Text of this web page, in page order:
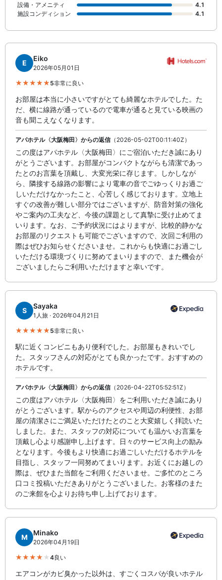
設備・アメニティ
4.1
施設コンディション
4.1
E
Eiko
2026年05月01日
5非常に良い
お部屋は本当に小さいですがとても綺麗なホテルでした。た
だ、横に線路が通っているので電車が通ると見ている映画の
音も聞こえなくなります。
アパホテル〈大阪梅田〉からの返信（2026-05-02T00:11:40Z）
この度はアパホテル〈大阪梅田〉にご宿泊いただき誠にあり
がとうございます。お部屋がコンパクトながらも清潔であっ
たとのお言葉を頂戴し、大変光栄に存じます。しかしなが
ら、隣接する線路の影響により電車の音でごゆっくりお過ご
しいただけなかったこと、心苦しく感じております。立地上
すぐの改善が難しい部分ではございますが、防音対策の強化
やご案内の工夫など、今後の課題として真摯に受け止めてま
いります。なお、ご予約状況にはよりますが、比較的静かな
お部屋のリクエストも可能でございますので、次回ご利用の
際はぜひお知らせくださいませ。これからも快適にお過ごし
いただける環境づくりに努めてまいりますので、また機会が
ございましたらご利用いただけますと幸いです。
S
Sayaka
1人旅 · 2026年04月21日
5非常に良い
駅に近くコンビニもあり便利でした。お部屋もきれいでし
た。スタッフさんの対応がとても良かったです。おすすめの
ホテルです。
アパホテル〈大阪梅田〉からの返信（2026-04-22T05:52:51Z）
この度はアパホテル〈大阪梅田〉をご利用いただき誠にあり
がとうございます。駅からのアクセスや周辺の利便性、お部
屋の清潔さにご満足いただけたとのこと大変嬉しく拝読いた
しました。また、スタッフの対応についても温かいお言葉を
頂戴し心より感謝申し上げます。日々のサービス向上の励み
となります。今後もより快適にお過ごしいただけるホテルを
目指し、スタッフ一同努めてまいります。お近くにお越しの
際は、ぜひまた当館をご利用くださいませ。ご多忙のところ
口コミ投稿いただきありがとうございました。お客様のまた
のご来館を心よりお待ち申し上げております。
M
Minako
2026年04月19日
4良い
エアコンがカビ臭かった以外は、すごくコスパが良いホテル